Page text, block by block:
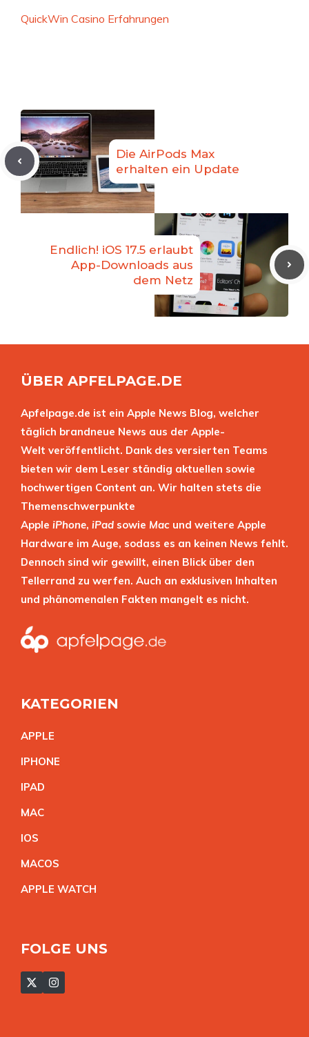
QuickWin Casino Erfahrungen
Die AirPods Max
erhalten ein Update
Endlich! iOS 17.5 erlaubt
App-Downloads aus
dem Netz
ÜBER APFELPAGE.DE
Apfelpage.de ist ein Apple News Blog, welcher
täglich brandneue News aus der Apple-
Welt veröffentlicht. Dank des versierten Teams
bieten wir dem Leser ständig aktuellen sowie
hochwertigen Content an. Wir halten stets die
Themenschwerpunkte
Apple iPhone, iPad sowie Mac und weitere Apple
Hardware im Auge, sodass es an keinen News fehlt.
Dennoch sind wir gewillt, einen Blick über den
Tellerrand zu werfen. Auch an exklusiven Inhalten
und phänomenalen Fakten mangelt es nicht.
KATEGORIEN
APPLE
IPHONE
IPAD
MAC
IOS
MACOS
APPLE WATCH
FOLGE UNS